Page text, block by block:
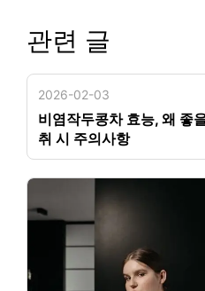
관련 글
2026-02-03
비염작두콩차 효능, 왜 좋
취 시 주의사항